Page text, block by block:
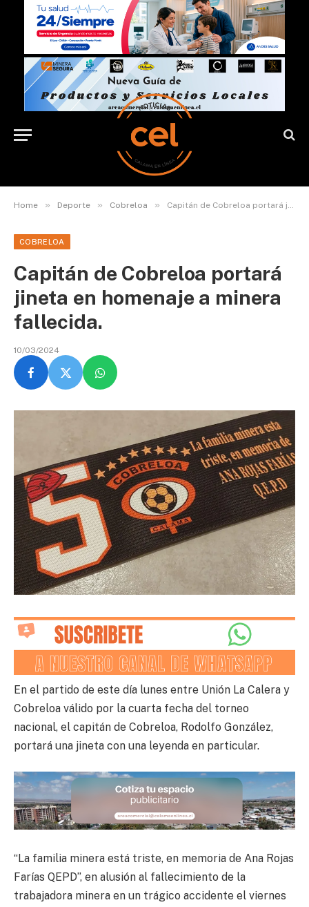
Home » Deporte » Cobreloa » Capitán de Cobreloa portará jineta en homenaje a minera fallecida.
COBRELOA
Capitán de Cobreloa portará
jineta en homenaje a minera
fallecida.
10/03/2024
En el partido de este día lunes entre Unión La Calera y
Cobreloa válido por la cuarta fecha del torneo
nacional, el capitán de Cobreloa, Rodolfo González,
portará una jineta con una leyenda en particular.
“La familia minera está triste, en memoria de Ana Rojas
Farías QEPD”, en alusión al fallecimiento de la
trabajadora minera en un trágico accidente el viernes